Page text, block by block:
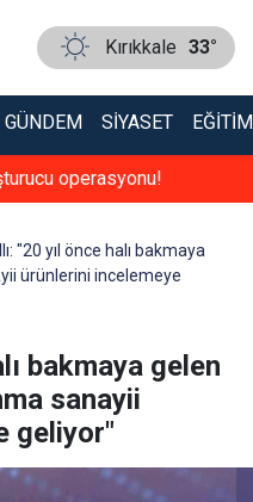
Kırıkkale 33°
GÜNDEM SIYASET EĞITIM
operasyonu!
"20 yıl önce halı bakmaya
ürünlerini incelemeye
bakmaya gelen
sanayii
geliyor"